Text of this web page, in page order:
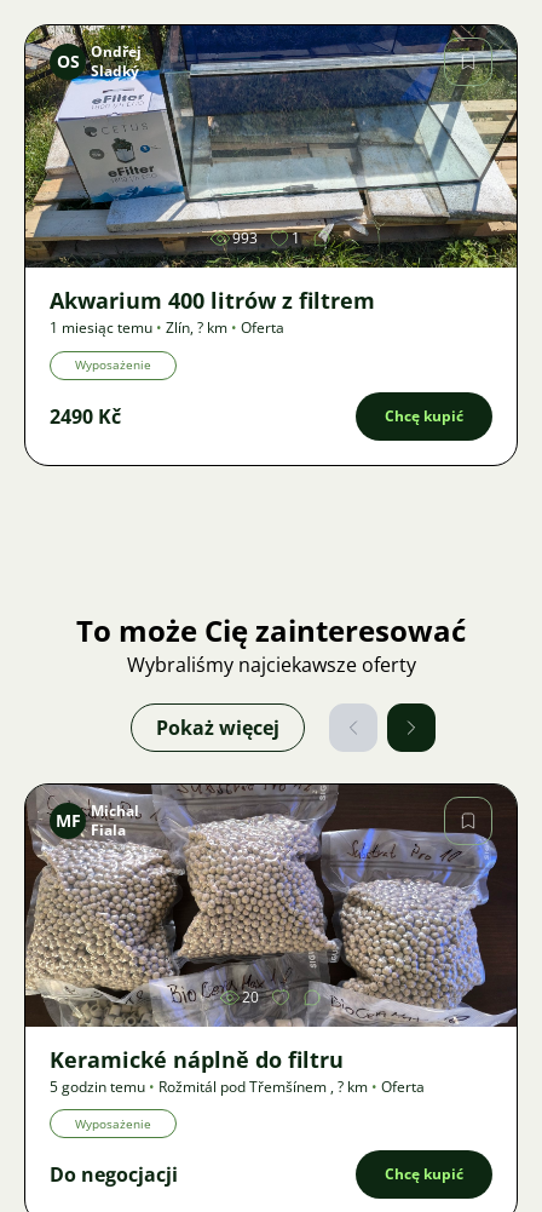
Zdjęcie
OS Ondřej
Sladký
993 1
Akwarium 400 litrów z filtrem
1 miesiąc temu • Zlín,? km • Oferta
Wyposażenie
2490 Kč Chcę kupić
To może Cię zainteresować
Wybraliśmy najciekawsze oferty
Pokaż więcej
Zdjęcie
MF Michal
Fiala
20
Keramické náplně do filtru
5 godzin temu • Rožmitál pod Třemšínem ,? km • Oferta
Wyposażenie
Do negocjacji Chcę kupić